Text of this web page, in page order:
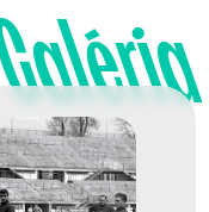
Galéria